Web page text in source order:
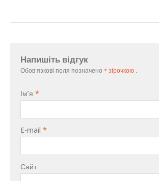
Напишіть відгук
Обов'язкові поля позначено * зірочкою .
Ім’я *
E-mail *
Сайт